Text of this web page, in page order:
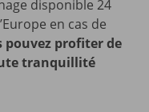
disponible 24
en cas de
pouvez profiter de
tranquillité